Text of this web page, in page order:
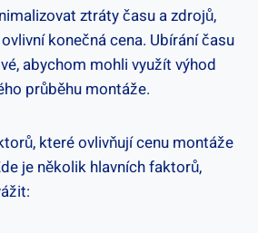
ztráty času a zdrojů,
konečná cena. Ubírání času
abychom mohli využít výhod
průběhu montáže.
které ovlivňují cenu montáže
je několik hlavních faktorů,